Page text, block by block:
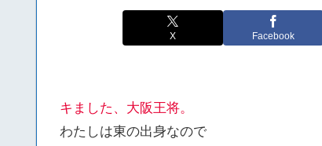
X Facebook
キました、大阪王将。
わたしは東の出身なので